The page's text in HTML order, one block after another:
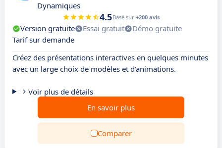
Dynamiques
4.5Basé sur +200 avis
Version gratuite Essai gratuit
Démo gratuite
Tarif sur demande
Créez des présentations interactives en quelques minutes
avec un large choix de modèles et d'animations.
Voir plus de détails
En savoir plus
Comparer